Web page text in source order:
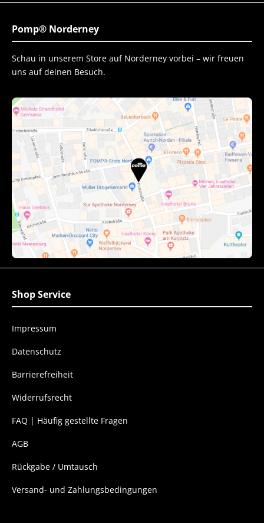
Pomp® Norderney
Schau in unserem Store auf Norderney vorbei – wir freuen
uns auf deinen Besuch.
Shop Service
Impressum
Datenschutz
Barrierefreiheit
Widerrufsrecht
FAQ | Häufig gestellte Fragen
AGB
Rückgabe / Umtausch
Versand- und Zahlungsbedingungen